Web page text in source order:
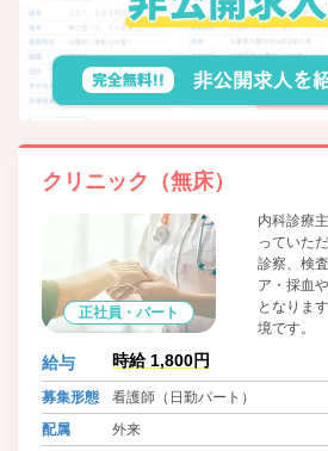
クリニック（無床）
正社員・パート
内科診療
っていた
診察、検
ア・採血
となりま
境です。
給与 時給 1,800円
募集形態
看護師（日勤パート）
配属
外来